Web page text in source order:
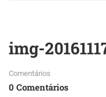
img-
Comentários
0 Comentários